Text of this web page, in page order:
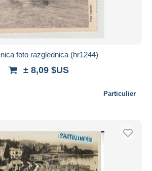
foto razglednica (hr1244)
± 8,09 $US
Particulier